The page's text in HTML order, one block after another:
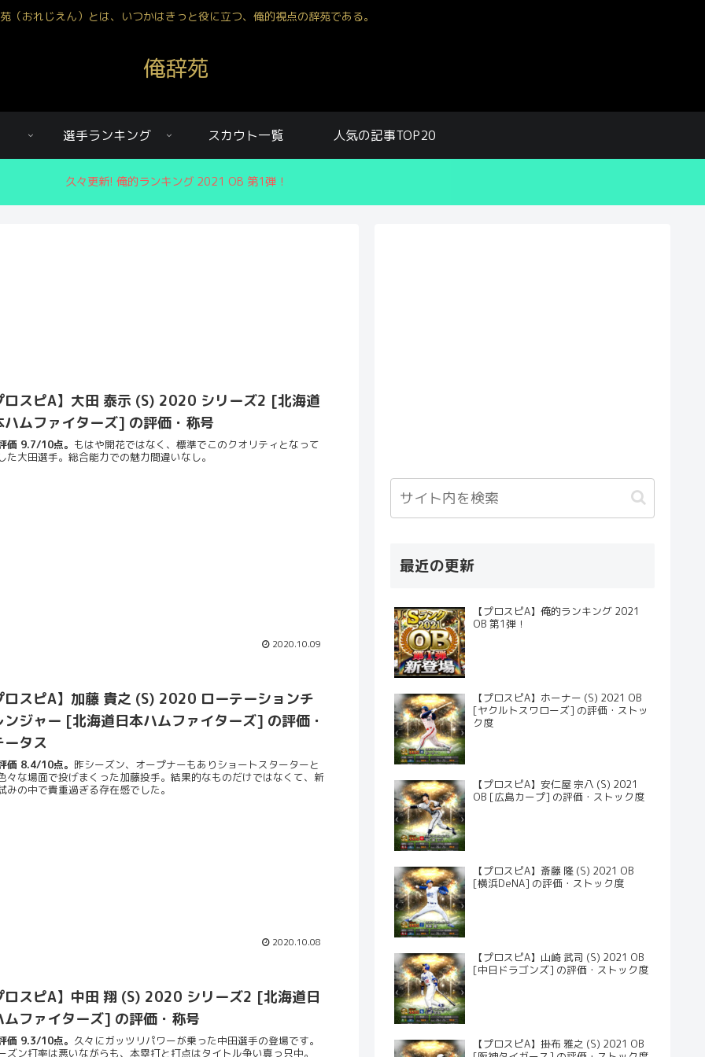
（おれじえん）とは、いつかはきっと役に立つ、俺的視点の辞苑である。
俺辞苑
選手ランキング スカウト一覧 人気の記事TOP20
久々更新! 俺的ランキング 2021 OB 第1弾！
ロスピA】大田 泰示 (S) 2020 シリーズ2 [北海道
ハムファイターズ] の評価・称号
価 9.7/10点。 もはや開花ではなく、標準でこのクオリティとなって
た大田選手。総合能力での魅力間違いなし。
2020.10.09
ロスピA】加藤 貴之 (S) 2020 ローテーションチ
ンジャー [北海道日本ハムファイターズ] の評価・
ータス
価 8.4/10点。 昨シーズン、オープナーもありショートスターターと
々な場面で投げまくった加藤投手。結果的なものだけではなくて、新
みの中で貴重過ぎる存在感でした。
2020.10.08
ロスピA】中田 翔 (S) 2020 シリーズ2 [北海道日
ムファイターズ] の評価・称号
価 9.3/10点。 久々にガッツリパワーが乗った中田選手の登場です。
ズン打率は悪いながらも、本塁打と打点はタイトル争い真っ只中。
最近の更新
【プロスピA】俺的ランキング 2021
OB 第1弾！
【プロスピA】ホーナー (S) 2021 OB
[ヤクルトスワローズ] の評価・ストッ
ク度
【プロスピA】安仁屋 宗八 (S) 2021
OB [広島カープ] の評価・ストック度
【プロスピA】斎藤 隆 (S) 2021 OB
[横浜DeNA] の評価・ストック度
【プロスピA】山崎 武司 (S) 2021 OB
[中日ドラゴンズ] の評価・ストック度
【プロスピA】掛布 雅之 (S) 2021 OB